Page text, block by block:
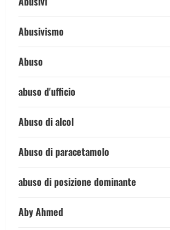
Abusivismo
Abuso
abuso d'ufficio
Abuso di alcol
Abuso di paracetamolo
abuso di posizione dominante
Aby Ahmed